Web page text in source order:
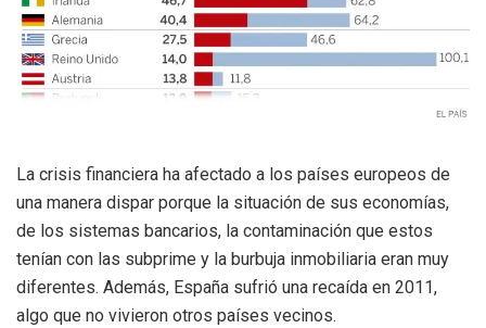
La crisis financiera ha afectado a los países europeos de
una manera dispar porque la situación de sus economías,
de los sistemas bancarios, la contaminación que estos
tenían con las subprime y la burbuja inmobiliaria eran muy
diferentes. Además, España sufrió una recaída en 2011,
algo que no vivieron otros países vecinos.